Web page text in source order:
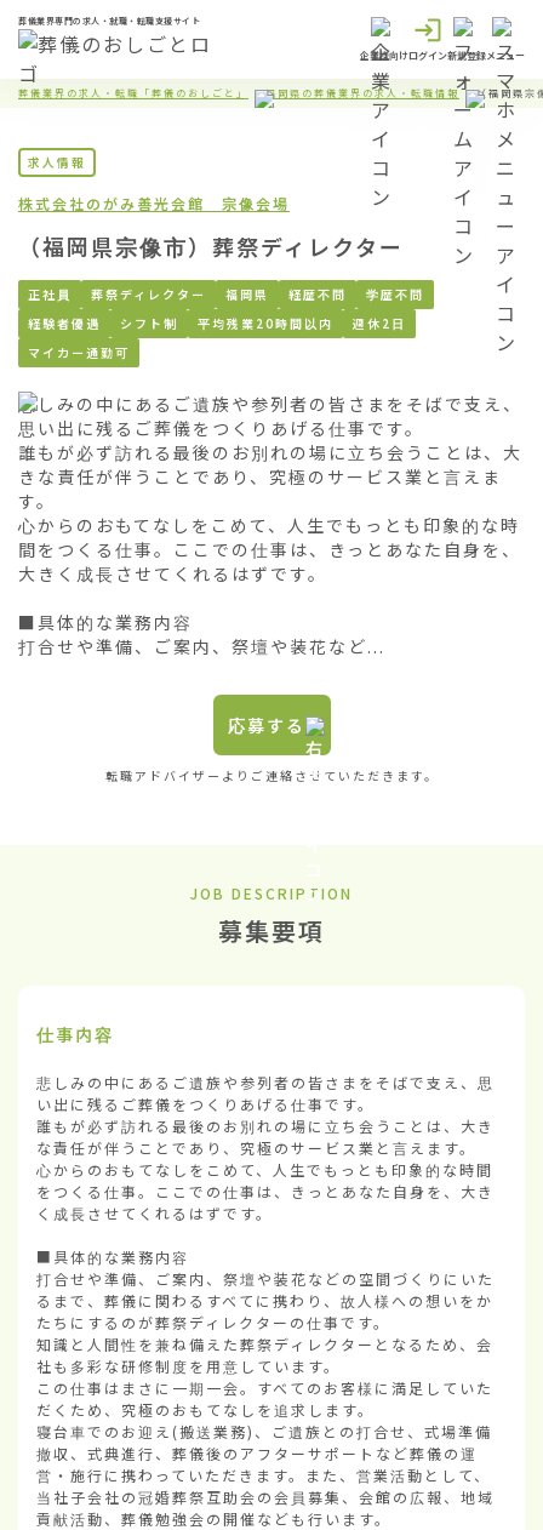
葬儀業界専門の求人・就職・転職支援サイト
企業様向けログイン新規登録メニュー
葬儀業界の求人・転職「葬儀のおしごと」 福岡県の葬儀業界の求人・転職情報 （福岡県宗
求人情報
株式会社のがみ善光会館 宗像会場
（福岡県宗像市）葬祭ディレクター
正社員 葬祭ディレクター 福岡県 経歴不問
学歴不問
経験者優遇
シフト制 平均残業20時間以内
週休2日
マイカー通勤可
悲しみの中にあるご遺族や参列者の皆さまをそばで支え、
思い出に残るご葬儀をつくりあげる仕事です。
誰もが必ず訪れる最後のお別れの場に立ち会うことは、大
きな責任が伴うことであり、究極のサービス業と言えま
す。
心からのおもてなしをこめて、人生でもっとも印象的な時
間をつくる仕事。ここでの仕事は、きっとあなた自身を、
大きく成長させてくれるはずです。
■具体的な業務内容
打合せや準備、ご案内、祭壇や装花など...
応募する
転職アドバイザーよりご連絡させていただきます。
JOB DESCRIPTION
募集要項
仕事内容
悲しみの中にあるご遺族や参列者の皆さまをそばで支え、思
い出に残るご葬儀をつくりあげる仕事です。
誰もが必ず訪れる最後のお別れの場に立ち会うことは、大き
な責任が伴うことであり、究極のサービス業と言えます。
心からのおもてなしをこめて、人生でもっとも印象的な時間
をつくる仕事。ここでの仕事は、きっとあなた自身を、大き
く成長させてくれるはずです。
■具体的な業務内容
打合せや準備、ご案内、祭壇や装花などの空間づくりにいた
るまで、葬儀に関わるすべてに携わり、故人様への想いをか
たちにするのが葬祭ディレクターの仕事です。
知識と人間性を兼ね備えた葬祭ディレクターとなるため、会
社も多彩な研修制度を用意しています。
この仕事はまさに一期一会。すべてのお客様に満足していた
だくため、究極のおもてなしを追求します。
寝台車でのお迎え(搬送業務)、ご遺族との打合せ、式場準備
撤収、式典進行、葬儀後のアフターサポートなど葬儀の運
営・施行に携わっていただきます。また、営業活動として、
当社子会社の冠婚葬祭互助会の会員募集、会館の広報、地域
貢献活動、葬儀勉強会の開催なども行います。